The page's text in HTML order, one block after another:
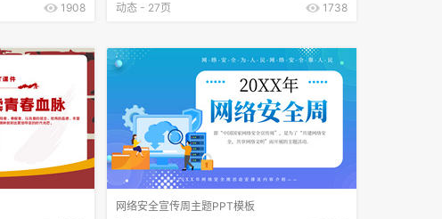
1908
动态 - 27页
1738
网络安全宣传周主题PPT模板